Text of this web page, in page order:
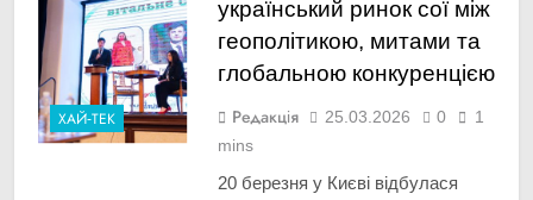
ХАЙ-ТЕК
український ринок сої між
геополітикою, митами та
глобальною конкуренцією
Редакція 25.03.2026 0
1
mins
20 березня у Києві відбулася